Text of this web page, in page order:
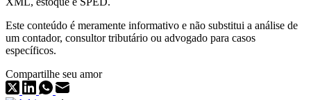
Este conteúdo é meramente informativo e não substitui a análise de
um contador, consultor tributário ou advogado para casos
específicos.
Compartilhe seu amor